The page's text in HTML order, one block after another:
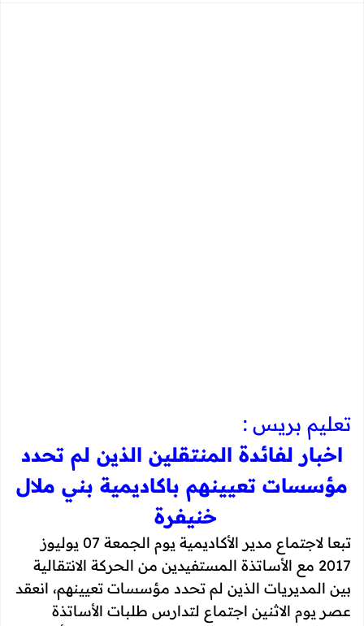
تعليم بريس :
اخبار لفائدة المنتقلين الذين لم تحدد
مؤسسات تعيينهم باكاديمية بني ملال
خنيفرة
تبعا لاجتماع مدير الأكاديمية يوم الجمعة 07 يوليوز
2017 مع الأساتذة المستفيدين من الحركة الانتقالية
بين المديريات الذين لم تحدد مؤسسات تعيينهم، انعقد
عصر يوم الاثنين اجتماع لتدارس طلبات الأساتذة